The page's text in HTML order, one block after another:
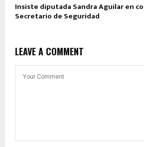
Insiste diputada Sandra Aguilar en
Secretario de Seguridad
LEAVE A COMMENT